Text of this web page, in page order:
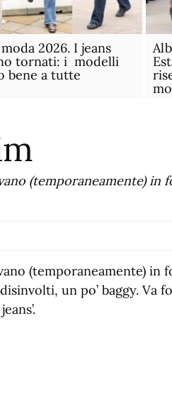
2026. I jeans
tornati: i modelli
bene a tutte
(temporaneamente) in
(temporaneamente) in
un po’ baggy. Va